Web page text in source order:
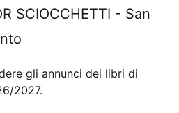
SCIOCCHETTI - San
gli annunci dei libri di
2027.